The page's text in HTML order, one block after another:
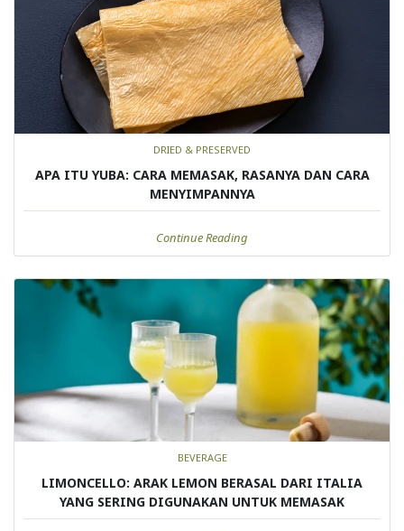
DRIED & PRESERVED
APA ITU YUBA: CARA MEMASAK, RASANYA DAN CARA
MENYIMPANNYA
Continue Reading
BEVERAGE
LIMONCELLO: ARAK LEMON BERASAL DARI ITALIA
YANG SERING DIGUNAKAN UNTUK MEMASAK